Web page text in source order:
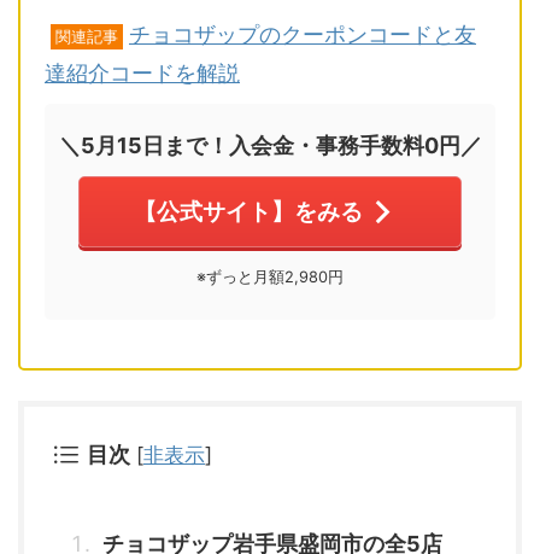
関連記事
チョコザップのクーポンコードと友
達紹介コードを解説
＼5月15日まで！入会金・事務手数料0円／
【公式サイト】をみる
※ずっと月額2,980円
目次 [非表示]
チョコザップ岩手県盛岡市の全5店